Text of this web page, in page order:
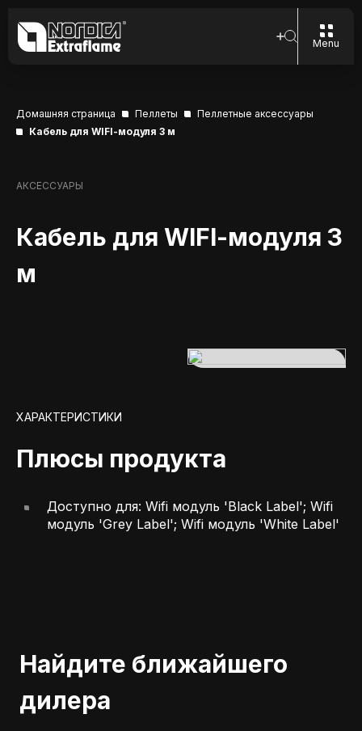
Menu
Домашняя страница Пеллеты
Пеллетные аксессуары
Кабель для WIFI-модуля 3 м
АКСЕССУАРЫ
Кабель для WIFI-модуля 3
м
ХАРАКТЕРИСТИКИ
Плюсы продукта
Доступно для: Wifi модуль 'Black Label'; Wifi
модуль 'Grey Label'; Wifi модуль 'White Label'
Найдите ближайшего
дилера